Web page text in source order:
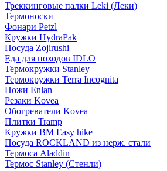
Треккинговые палки Leki (Леки)
Термоноски
Фонари Petzl
Кружки HydraPak
Посуда Zojirushi
Еда для походов IDLO
Термокружки Stanley
Термокружки Terra Incognita
Ножи Enlan
Резаки Kovea
Обогреватели Kovea
Плитки Tramp
Кружки BM Easy hike
Посуда ROCKLAND из нерж. стали
Термоса Aladdin
Термос Stanley (Стенли)